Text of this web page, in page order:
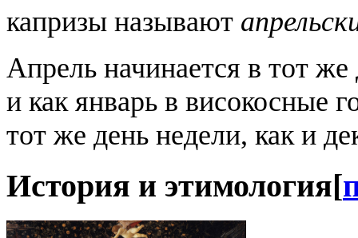
капризы называют
Апрель начинается в тот
и как январь в високосные
тот же день недели, как и
История и этимология[